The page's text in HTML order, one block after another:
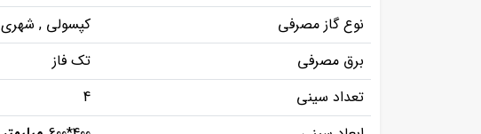
نوع گاز مصرفی
کپسولی , شهری
برق مصرفی
تک فاز
تعداد سینی
4